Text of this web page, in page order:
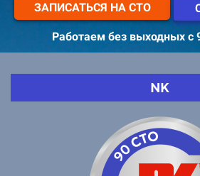
ЗАПИСАТЬСЯ НА СТО
Работаем без выходных с
NK